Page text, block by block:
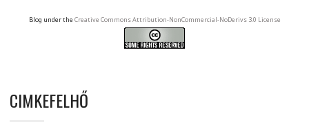
Blog under the Creative Commons Attribution-NonCommercial-NoDerivs 3.0 License
CIMKEFELHŐ